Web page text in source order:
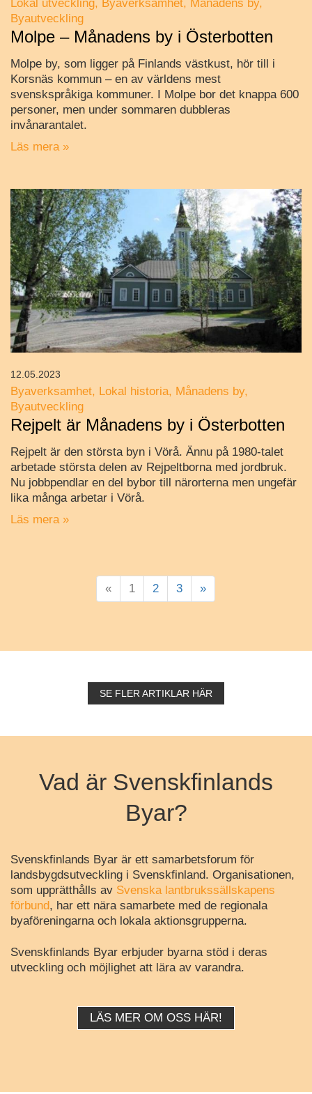
Lokal utveckling Byaverksamhet
Månadens by
Byautveckling
Molpe – Månadens by i Österbotten
Molpe by, som ligger på Finlands västkust, hör till i
Korsnäs kommun – en av världens mest
svenskspråkiga kommuner. I Molpe bor det knappa 600
personer, men under sommaren dubbleras
invånarantalet.
Läs mera »
Byaverksamhet Lokal historia Månadens by
Byautveckling
Rejpelt är Månadens by i Österbotten
Rejpelt är den största byn i Vörå. Ännu på 1980-talet
arbetade största delen av Rejpeltborna med jordbruk.
Nu jobbpendlar en del bybor till närorterna men ungefär
lika många arbetar i Vörå.
Läs mera »
12.05.2023
« 1 2 3 »
SE FLER ARTIKLAR HÄR
Vad är Svenskfinlands
Byar?
Svenskfinlands Byar är ett samarbetsforum för
landsbygdsutveckling i Svenskfinland. Organisationen,
som upprätthålls av Svenska lantbrukssällskapens
förbund, har ett nära samarbete med de regionala
byaföreningarna och lokala aktionsgrupperna.
Svenskfinlands Byar erbjuder byarna stöd i deras
utveckling och möjlighet att lära av varandra.
LÄS MER OM OSS HÄR!